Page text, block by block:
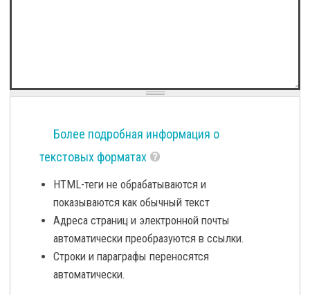
Более подробная информация о
текстовых форматах
HTML-теги не обрабатываются и
показываются как обычный текст
Адреса страниц и электронной почты
автоматически преобразуются в ссылки.
Строки и параграфы переносятся
автоматически.